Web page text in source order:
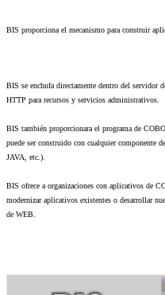
BIS proporciona el mecanismo para construir
BIS se enchufa directamente dentro del servidor
HTTP para recursos y servicios administrativos.
BIS también proporcionara el programa de
puede ser construido con cualquier componente
JAVA, etc.).
BIS ofrece a organizaciones con aplicativos de
modernizar aplicativos existentes o desarrollar
de WEB.